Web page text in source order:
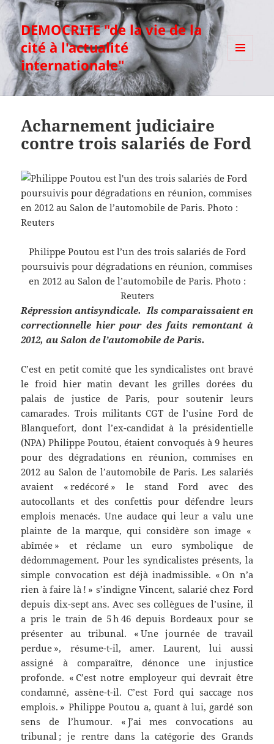
DEMOCRITE "de la vie de la
cité à l'actualité
internationale"
Acharnement judiciaire
contre trois salariés de Ford
Philippe Poutou est l’un des trois salariés de Ford
poursuivis pour dégradations en réunion, commises
en 2012 au Salon de l’automobile de Paris. Photo :
Reuters
Répression antisyndicale. Ils comparaissaient en
correctionnelle hier pour des faits remontant à
2012, au Salon de l’automobile de Paris.
C’est en petit comité que les syndicalistes ont bravé
le froid hier matin devant les grilles dorées du
palais de justice de Paris, pour soutenir leurs
camarades. Trois militants CGT de l’usine Ford de
Blanquefort, dont l’ex-candidat à la présidentielle
(NPA) Philippe Poutou, étaient convoqués à 9 heures
pour des dégradations en réunion, commises en
2012 au Salon de l’automobile de Paris. Les salariés
avaient « redécoré » le stand Ford avec des
autocollants et des confettis pour défendre leurs
emplois menacés. Une audace qui leur a valu une
plainte de la marque, qui considère son image «
abîmée » et réclame un euro symbolique de
dédommagement. Pour les syndicalistes présents, la
simple convocation est déjà inadmissible. « On n’a
rien à faire là ! » s’indigne Vincent, salarié chez Ford
depuis dix-sept ans. Avec ses collègues de l’usine, il
a pris le train de 5 h 46 depuis Bordeaux pour se
présenter au tribunal. « Une journée de travail
perdue », résume-t-il, amer. Laurent, lui aussi
assigné à comparaître, dénonce une injustice
profonde. « C’est notre employeur qui devrait être
condamné, assène-t-il. C’est Ford qui saccage nos
emplois. » Philippe Poutou a, quant à lui, gardé son
sens de l’humour. « J’ai mes convocations au
tribunal ; je rentre dans la catégorie des Grands